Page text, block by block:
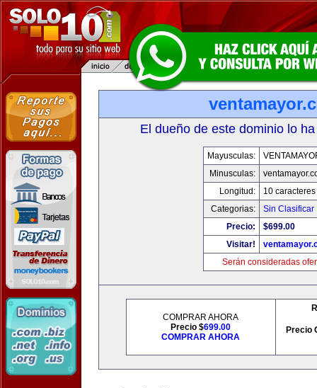
El dueño de este dominio lo
Mayusculas:
Minusculas:
Longitud:
10 caracteres
Categorias:
Sin Clasificar
Precio:
$699.00
Visitar!
Serán consideradas
COMPRAR AHORA
Precio $699.00
COMPRAR AHORA
Precio